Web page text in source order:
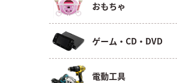
おもちゃ
ゲーム・CD・DVD
電動工具